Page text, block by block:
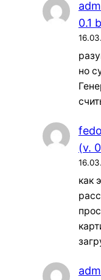
0.1
но
(v.
как